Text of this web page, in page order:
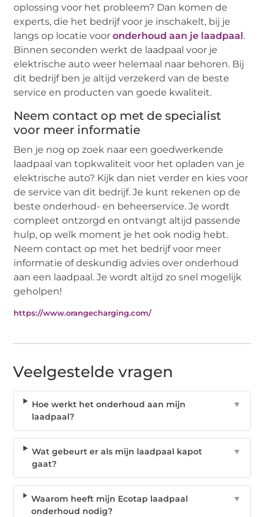
oplossing voor het probleem? Dan komen de
experts, die het bedrijf voor je inschakelt, bij je
langs op locatie vooronderhoud aan je laadpaal.
Binnen seconden werkt de laadpaal voor je
elektrische auto weer helemaal naar behoren. Bij
dit bedrijf ben je altijd verzekerd van de beste
service en producten van goede kwaliteit.
Neem contact op met de specialist
voor meer informatie
Ben je nog op zoek naar een goedwerkende
laadpaal van topkwaliteit voor het opladen van je
elektrische auto? Kijk dan niet verder en kies voor
de service van dit bedrijf. Je kunt rekenen op de
beste onderhoud- en beheerservice. Je wordt
compleet ontzorgd en ontvangt altijd passende
hulp, op welk moment je het ook nodig hebt.
Neem contact op met het bedrijf voor meer
informatie of deskundig advies over onderhoud
aan een laadpaal. Je wordt altijd zo snel mogelijk
geholpen!
https://www.orangecharging.com/
Veelgestelde vragen
Hoe werkt het onderhoud aan mijn
laadpaal?
▼
Wat gebeurt er als mijn laadpaal kapot
gaat?
▼
Waarom heeft mijn Ecotap laadpaal
onderhoud nodig?
▼